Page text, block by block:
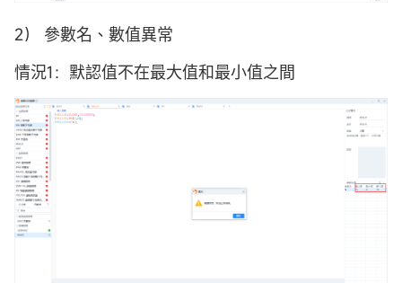
2） 參數名、數值異常
情況1：默認值不在最大值和最小值之間